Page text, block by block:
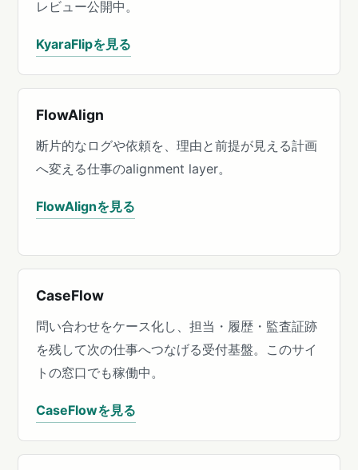
レビュー公開中。
KyaraFlipを見る
FlowAlign
断片的なログや依頼を、理由と前提が見える計画
へ変える仕事のalignment layer。
FlowAlignを見る
CaseFlow
問い合わせをケース化し、担当・履歴・監査証跡
を残して次の仕事へつなげる受付基盤。このサイ
トの窓口でも稼働中。
CaseFlowを見る